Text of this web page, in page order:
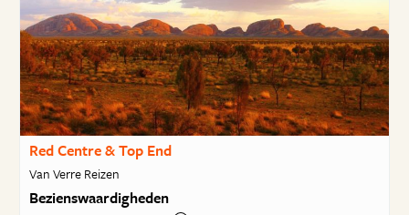
Red Centre & Top End
Van Verre Reizen
Bezienswaardigheden